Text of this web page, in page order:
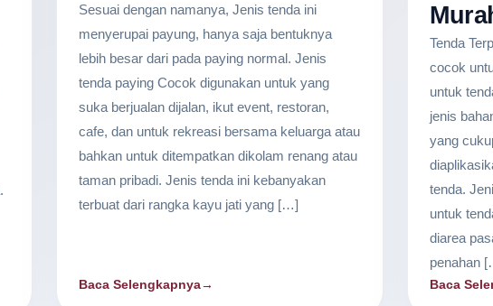
Sesuai dengan namanya, Jenis tenda ini
menyerupai payung, hanya saja bentuknya
lebih besar dari pada paying normal. Jenis
tenda paying Cocok digunakan untuk yang
suka berjualan dijalan, ikut event, restoran,
cafe, dan untuk rekreasi bersama keluarga atau
bahkan untuk ditempatkan dikolam renang atau
taman pribadi. Jenis tenda ini kebanyakan
terbuat dari rangka kayu jati yang […]
Baca Selengkapnya→
Tenda
cocok
untuk
jenis
yang
tenda.
untuk
diarea
penahan
Baca